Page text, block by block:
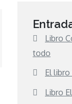
Libro
todo
El
Libro